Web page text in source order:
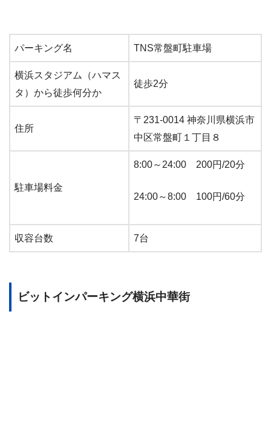
パーキング名 TNS常盤町駐車場
横浜スタジアム（ハマス
タ）から徒歩何分か
徒歩2分
住所
〒231-0014 神奈川県横浜市
中区常盤町１丁目８
駐車場料金
8:00～24:00 200円/20分
24:00～8:00 100円/60分
収容台数 7台
ビットインパーキング横浜中華街